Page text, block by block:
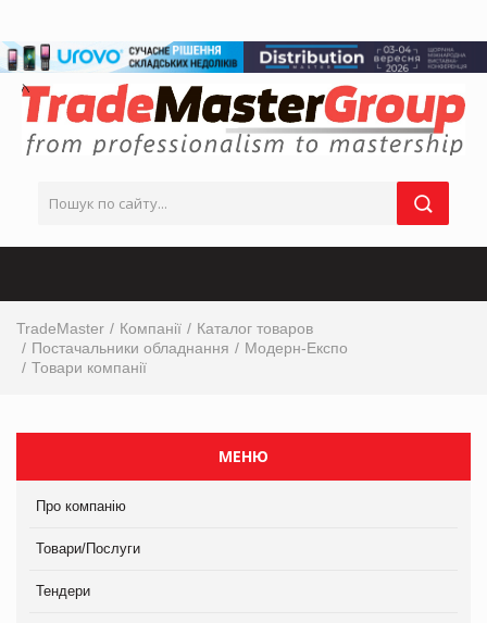
TradeMaster Компанії
Каталог товаров
Постачальники обладнання
Модерн-Експо
Товари компанії
МЕНЮ
Про компанію
Товари/Послуги
Тендери